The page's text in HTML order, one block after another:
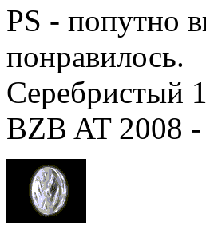
PS - попутно
понравилось.
Серебристый
BZB AT 2008 -